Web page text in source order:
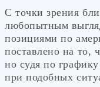
С точки зрения
любопытным
позициями по
поставлено на то,
но судя по
при подобных